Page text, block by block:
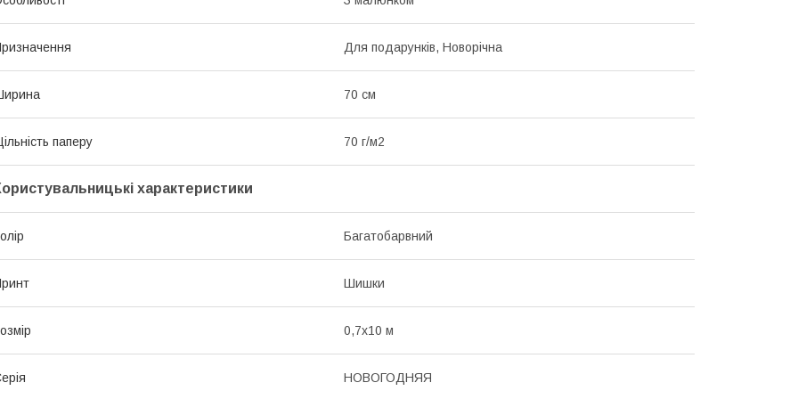
Для подарунків, Новорічна
70 см
паперу 70 г/м2
характеристики
Багатобарвний
Шишки
0,7х10 м
НОВОГОДНЯЯ